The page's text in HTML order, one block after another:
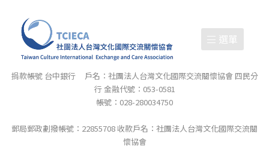
選單
捐款帳號 台中銀行 戶名：社團法人台灣文化國際交流關懷協會 四民分
行 金融代號：053-0581
帳號：028-280034750
郵局郵政劃撥帳號：22855708 收款戶名：社團法人台灣文化國際交流關
懷協會